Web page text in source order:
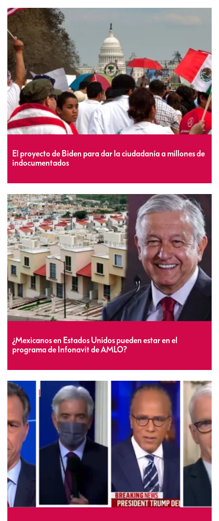
El proyecto de Biden para dar la ciudadanía a millones de
indocumentados
¿Mexicanos en Estados Unidos pueden estar en el
programa de Infonavit de AMLO?